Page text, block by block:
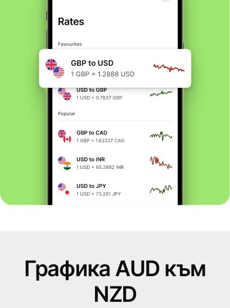
Графика AUD към
NZD